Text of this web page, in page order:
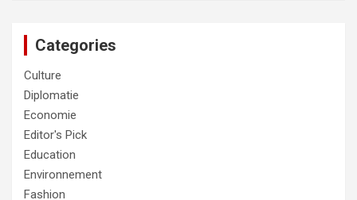
Categories
Culture
Diplomatie
Economie
Editor's Pick
Education
Environnement
Fashion